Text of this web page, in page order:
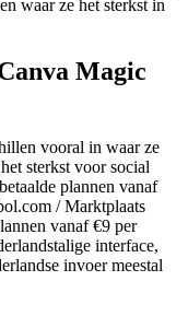
waar ze het sterkst in
Magic
vooral in waar ze
sterkst voor social
plannen vanaf
/ Marktplaats
vanaf €9 per
interface,
invoer meestal